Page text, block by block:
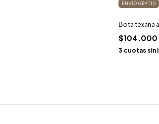
ENVÍO GRATIS
Bota texana
$104.000
3 cuotas sin